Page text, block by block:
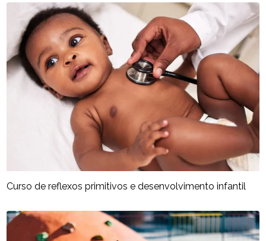
Curso de reflexos primitivos e desenvolvimento infantil